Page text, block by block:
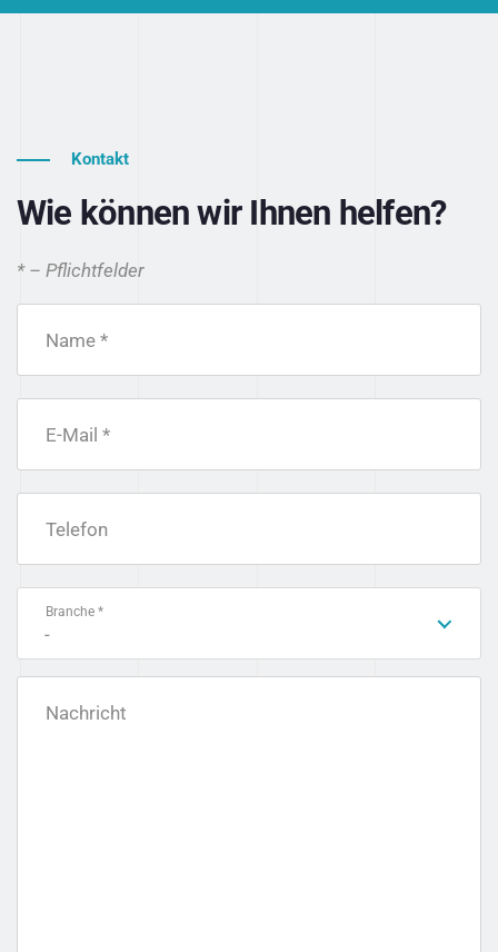
Kontakt
Wie können wir Ihnen helfen?
* – Pflichtfelder
Name *
E-Mail *
Telefon
Branche *
-
Nachricht